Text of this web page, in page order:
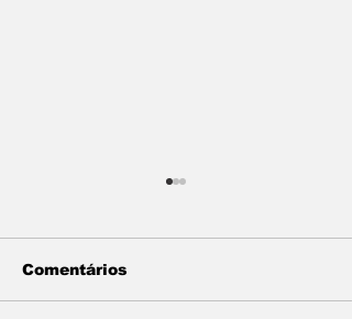
Comentários